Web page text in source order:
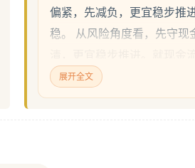
偏紧，先减负，更宜稳步推
稳。 从风险角度看，先守现
更利于稳住节奏。
展开全文